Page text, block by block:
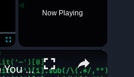
Now Playing
×
5 Tips to Help You Debug Code — The Easy Way